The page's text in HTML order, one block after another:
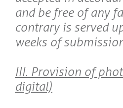
and be free of any
contrary is served
weeks of
III. Provision of
digital)